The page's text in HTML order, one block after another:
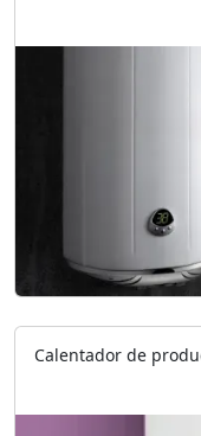
Calentador de